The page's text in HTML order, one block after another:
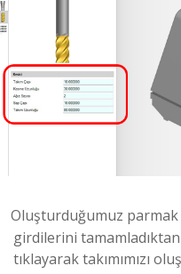
Oluşturduğumuz
girdilerini tamamladıktan
tıklayarak takımımızı